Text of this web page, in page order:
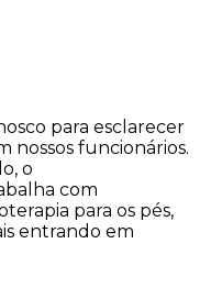
para esclarecer
nossos funcionários.
o
com
para os pés,
entrando em